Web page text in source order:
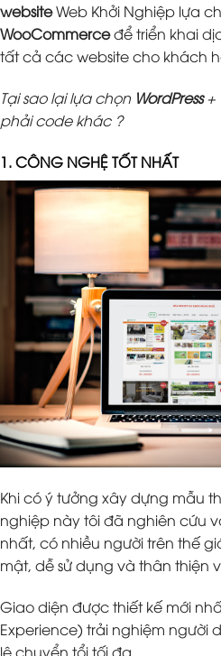
websiteWeb Khởi Nghiệp lựa
WooCommerceđể triển khai
tất cả các website cho khách
Tại sao lại lựa chọn WordPress+
phải code khác ?
1. CÔNG NGHỆ TỐT NHẤT
Khi có ý tưởng xây dựng mẫu
nghiệp này tôi đã nghiên cứu
nhất, có nhiều người trên thế
mật, dễ sử dụng và thân thiện
Giao diện được thiết kế mới
Experience) trải nghiệm người
lệ chuyển tổi tối đa.